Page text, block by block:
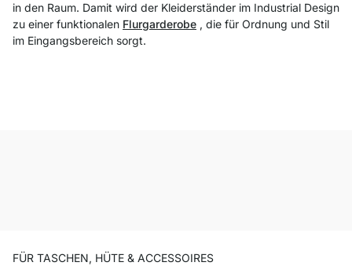
in den Raum. Damit wird der Kleiderständer im Industrial Design
zu einer funktionalen Flurgarderobe , die für Ordnung und Stil
im Eingangsbereich sorgt.
FÜR TASCHEN, HÜTE & ACCESSOIRES